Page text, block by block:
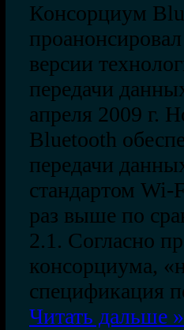
Консорциум
версии
передачи
апреля 2009 г.
Bluetooth
передачи
стандартом Wi-
раз выше по
2.1. Согласно
консорциума,
спецификация
Читать дальше »